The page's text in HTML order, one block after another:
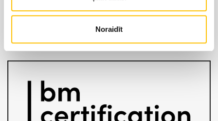
Noraidīt
pieder oficiālās tiesības uz LIEBHERR produktu, servisa
SĪKDATŅU IZMANTOŠANA PRIVĀTUMA POLITIKA